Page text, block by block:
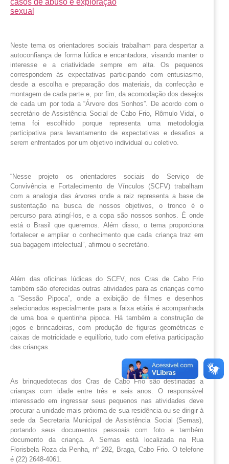
casos de abuso e exploração
sexual
Neste tema os orientadores sociais trabalham para despertar a
autoconfiança de forma lúdica e encantadora, visando manter o
interesse e a criatividade sempre em alta. Os pequenos
correspondem às expectativas participando com entusiasmo,
desde a escolha e preparação dos materiais, da confecção e
montagem de cada parte e, por fim, da acomodação dos desejos
de cada um por toda a “Árvore dos Sonhos”. De acordo com o
secretário de Assistência Social de Cabo Frio, Rômulo Vidal, o
tema foi escolhido porque representa uma metodologia
participativa para levantamento de expectativas e desafios a
serem enfrentados por um objetivo individual ou coletivo.
“Nesse projeto os orientadores sociais do Serviço de
Convivência e Fortalecimento de Vínculos (SCFV) trabalham
com a analogia das árvores onde a raiz representa a base de
sustentação na busca de nossos objetivos, o tronco é o
percurso para atingí-los, e a copa são nossos sonhos. É onde
está o Brasil que queremos. Além disso, o tema proporciona
fortalecer e ampliar o conhecimento que cada criança traz em
sua bagagem intelectual”, afirmou o secretário.
Além das oficinas lúdicas do SCFV, nos Cras de Cabo Frio
também são oferecidas outras atividades para as crianças como
a “Sessão Pipoca”, onde a exibição de filmes e desenhos
selecionados especialmente para a faixa etária é acompanhada
de uma boa e quentinha pipoca. Há também a construção de
jogos e brincadeiras, com produção de figuras geométricas e
caixas de motricidade e equilíbrio, tudo com efetiva participação
das crianças.
As brinquedotecas dos Cras de Cabo Frio são destinadas a
crianças com idade entre três e seis anos. O responsável
interessado em ingressar seus pequenos nas atividades deve
procurar a unidade mais próxima de sua residência ou se dirigir à
sede da Secretaria Municipal de Assistência Social (Semas),
portando seus documentos pessoais com foto e também
documento da criança. A Semas está localizada na Rua
Florisbela Roza da Penha, nº 292, Braga, Cabo Frio. O telefone
é (22) 2648-4061.